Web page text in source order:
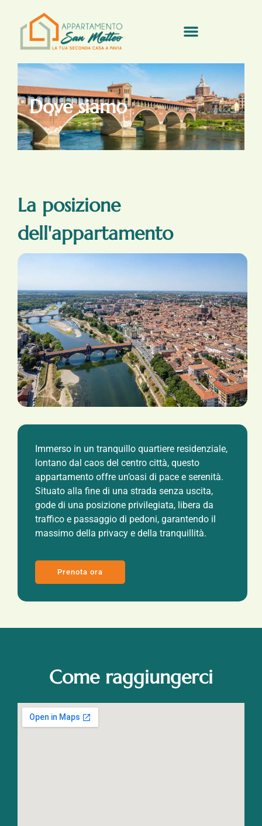
Dove siamo
La posizione
dell'appartamento
Immerso in un tranquillo quartiere residenziale,
lontano dal caos del centro città, questo
appartamento offre un’oasi di pace e serenità.
Situato alla fine di una strada senza uscita,
gode di una posizione privilegiata, libera da
traffico e passaggio di pedoni, garantendo il
massimo della privacy e della tranquillità.
Prenota ora
Come raggiungerci